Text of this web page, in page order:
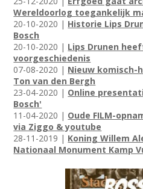
Wereldoorlog toegankelijk
20-10-2020 | Historie Lips
Bosch
20-10-2020 | Lips Drunen
voorgeschiedenis
07-08-2020 | Nieuw komisch-
Ton van den Bergh
23-04-2020 | Online
Bosch'
11-04-2020 | Oude FILM-
via Ziggo & youtube
28-11-2019 | Koning Willem
Nationaal Monument Kamp